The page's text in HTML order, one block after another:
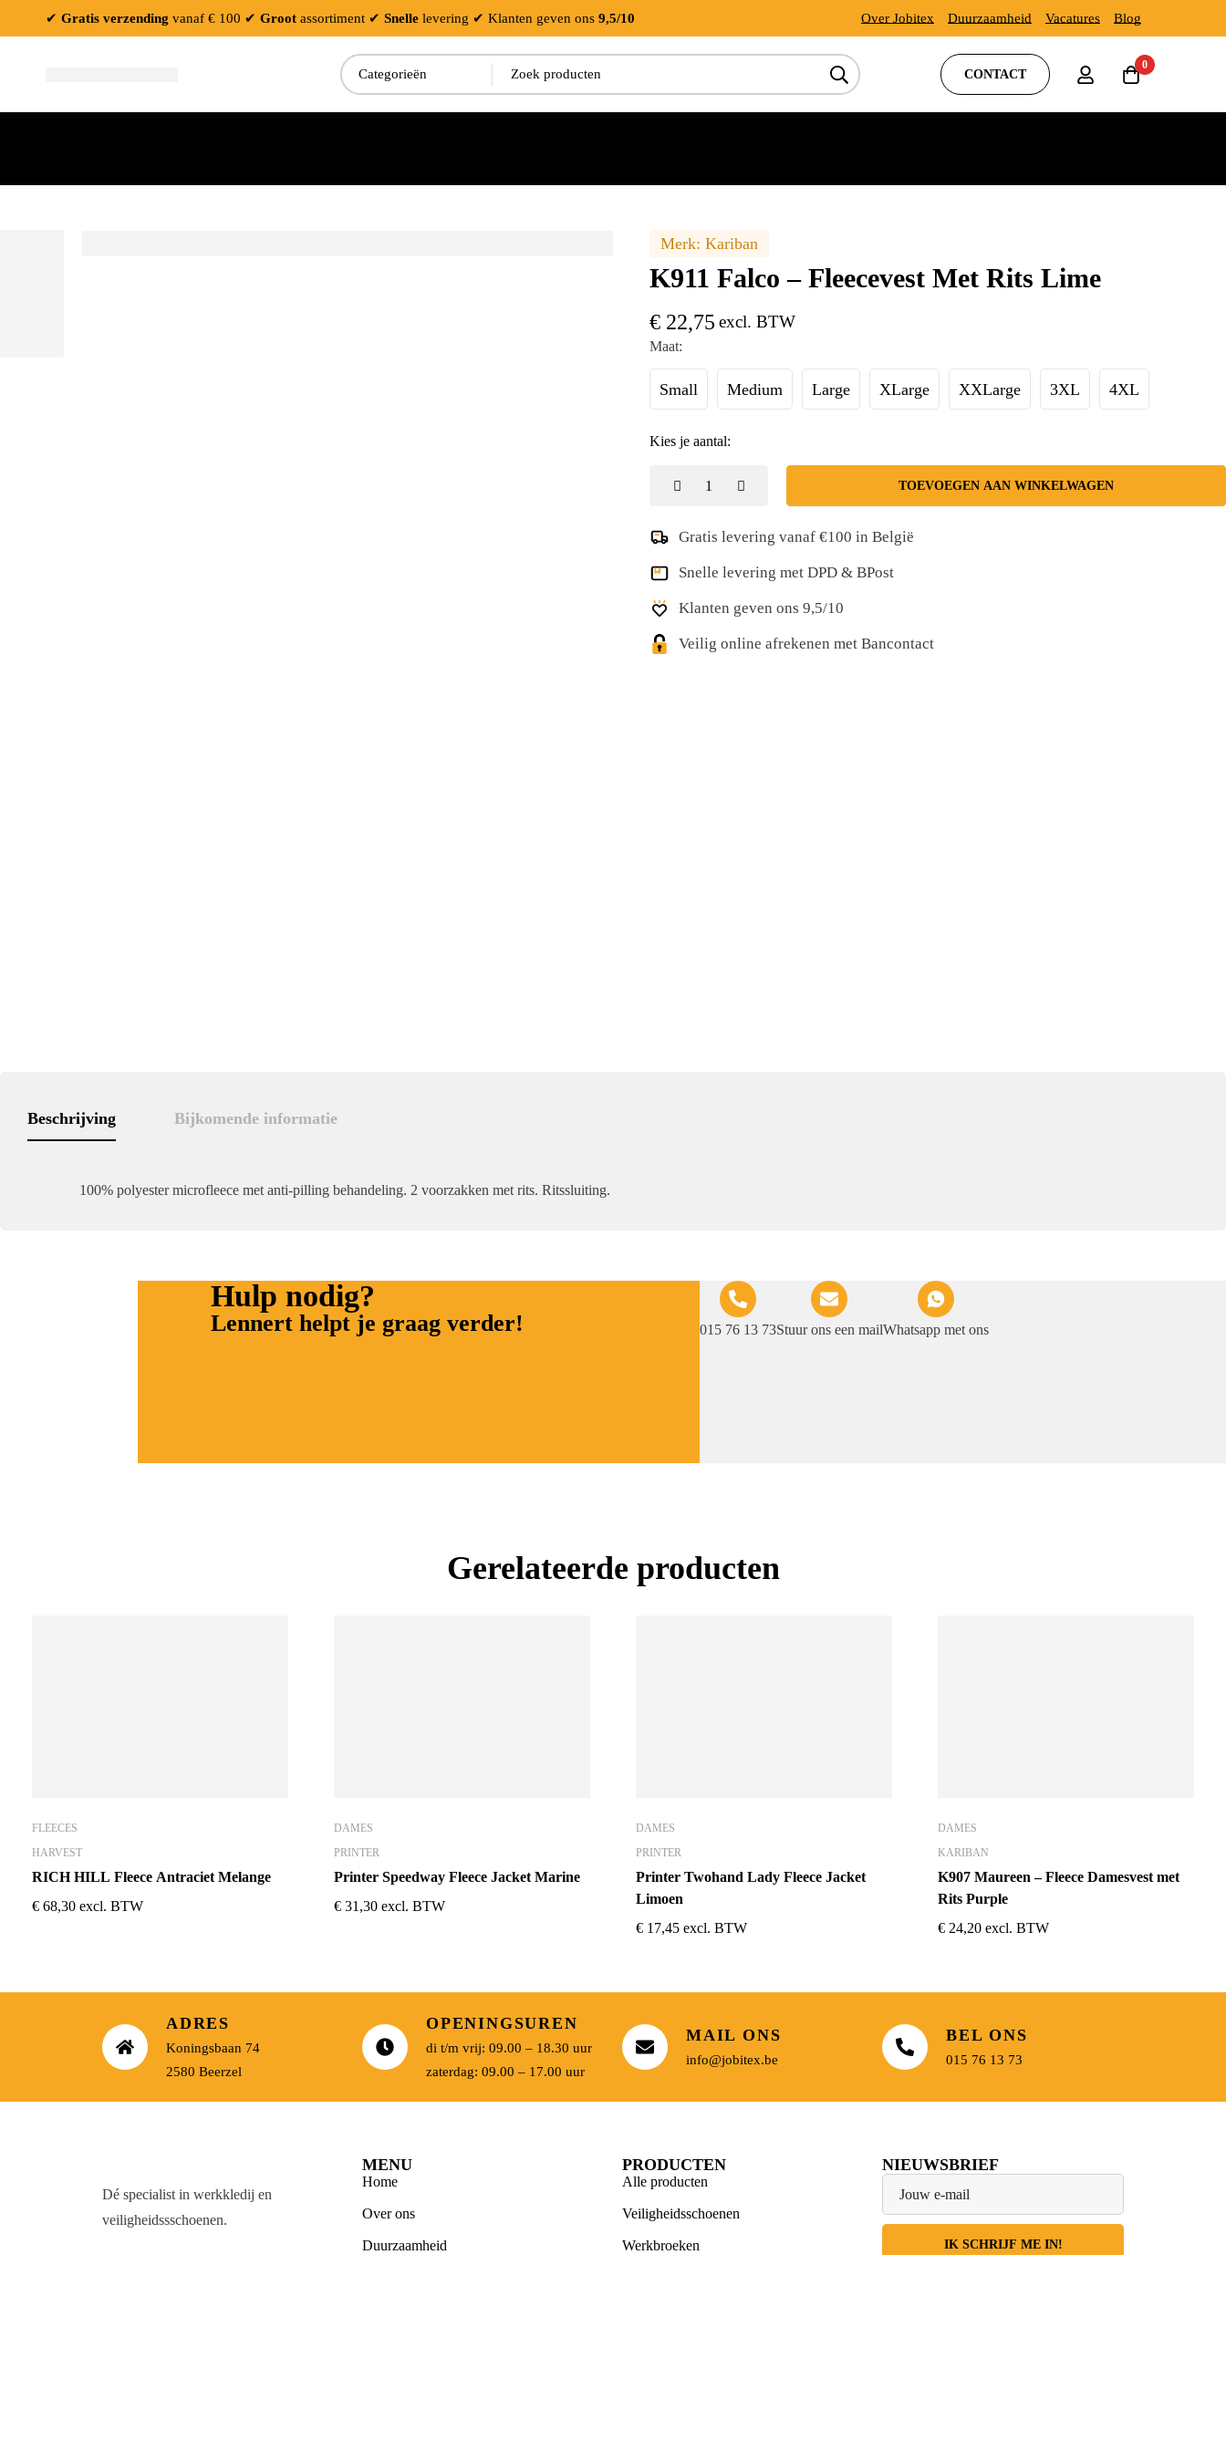
✔ Gratis verzending vanaf € 100 ✔ Groot assortiment ✔ Snelle levering ✔ Klanten geven ons 9,5/10 Over Jobitex Duurzaamheid Vacatures Blog
CONTACT
0
Merk: Kariban
K911 Falco – Fleecevest Met Rits Lime
€ 22,75 excl. BTW
Maat:
Small Medium Large XLarge XXLarge 3XL 4XL
Kies je aantal:
TOEVOEGEN AAN WINKELWAGEN
Gratis levering vanaf €100 in België
Snelle levering met DPD & BPost
Klanten geven ons 9,5/10
Veilig online afrekenen met Bancontact
Beschrijving Bijkomende informatie
100% polyester microfleece met anti-pilling behandeling. 2 voorzakken met rits. Ritssluiting.
Hulp nodig?
Lennert helpt je graag verder! 015 76 13 73Stuur ons een mailWhatsapp met ons
Gerelateerde producten
FLEECES
HARVEST
RICH HILL Fleece Antraciet Melange
€ 68,30 excl. BTW
DAMES
PRINTER
Printer Speedway Fleece Jacket Marine
€ 31,30 excl. BTW
DAMES
PRINTER
Printer Twohand Lady Fleece Jacket
Limoen
€ 17,45 excl. BTW
DAMES
KARIBAN
K907 Maureen – Fleece Damesvest met
Rits Purple
€ 24,20 excl. BTW
ADRES
Koningsbaan 74
2580 Beerzel
OPENINGSUREN
di t/m vrij: 09.00 – 18.30 uur
zaterdag: 09.00 – 17.00 uur
MAIL ONS
info@jobitex.be
BEL ONS
015 76 13 73
Dé specialist in werkkledij en
veiligheidssschoenen.
MENU
Home
Over ons
Duurzaamheid
PRODUCTEN
Alle producten
Veiligheidsschoenen
Werkbroeken
NIEUWSBRIEF
IK SCHRIJF ME IN!